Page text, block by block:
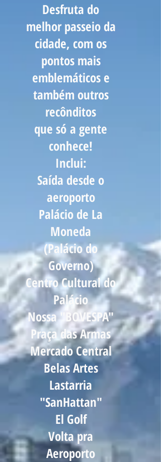
Desfruta do
melhor passeio da
cidade, com os
pontos mais
emblemáticos e
também outros
recônditos
que só a gente
conhece!
Inclui:
Saída desde o
aeroporto
Palácio de La
Moneda
(Palácio do
Governo)
Centro Cultural do
Palácio
Nossa "BOVESPA"
Praça das Armas
Mercado Central
Belas Artes
Lastarria
"SanHattan"
El Golf
Volta pra
Aeroporto